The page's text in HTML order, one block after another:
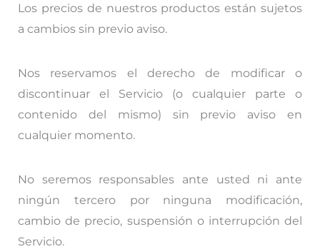
Los precios de nuestros productos están sujetos
a cambios sin previo aviso.
Nos reservamos el derecho de modificar o
discontinuar el Servicio (o cualquier parte o
contenido del mismo) sin previo aviso en
cualquier momento.
No seremos responsables ante usted ni ante
ningún tercero por ninguna modificación,
cambio de precio, suspensión o interrupción del
Servicio.